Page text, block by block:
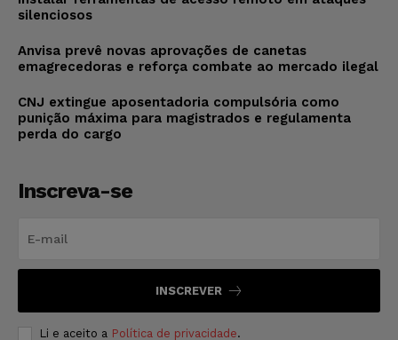
silenciosos
Anvisa prevê novas aprovações de canetas
emagrecedoras e reforça combate ao mercado ilegal
CNJ extingue aposentadoria compulsória como
punição máxima para magistrados e regulamenta
perda do cargo
Inscreva-se
INSCREVER
Li e aceito a Política de privacidade.